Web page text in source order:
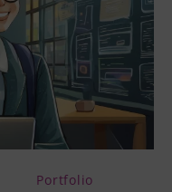
Portfolio